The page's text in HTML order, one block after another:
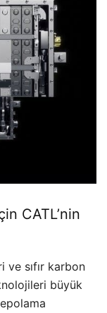
CATL’nin
ve sıfır karbon
büyük